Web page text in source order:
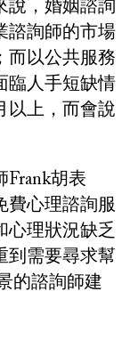
說，婚姻諮詢
諮詢師的市場
而以公共服務
臨人手短缺情
以上，而會說
Frank胡表
費心理諮詢服
心理狀況缺乏
到需要尋求幫
的諮詢師建